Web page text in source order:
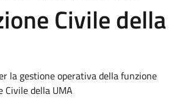
Civile della
la gestione operativa della funzione
Civile della UMA